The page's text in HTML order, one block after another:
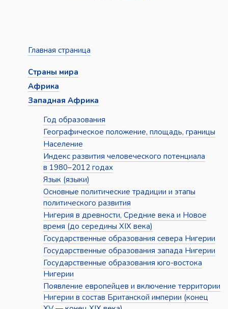
Главная страница
Страны мира
Африка
Западная Африка
Год образования
Географическое положение, площадь, границы
Население
Индекс развития человеческого потенциала
в 1980–2012 годах
Язык (языки)
Основные политические традиции и этапы
политического развития
Нигерия в древности, Средние века и Новое
время (до середины XIX века)
Государственные образования севера Нигерии
Государственные образования запада Нигерии
Государственные образования юго-востока
Нигерии
Появление европейцев и включение территории
Нигерии в состав Британской империи (конец